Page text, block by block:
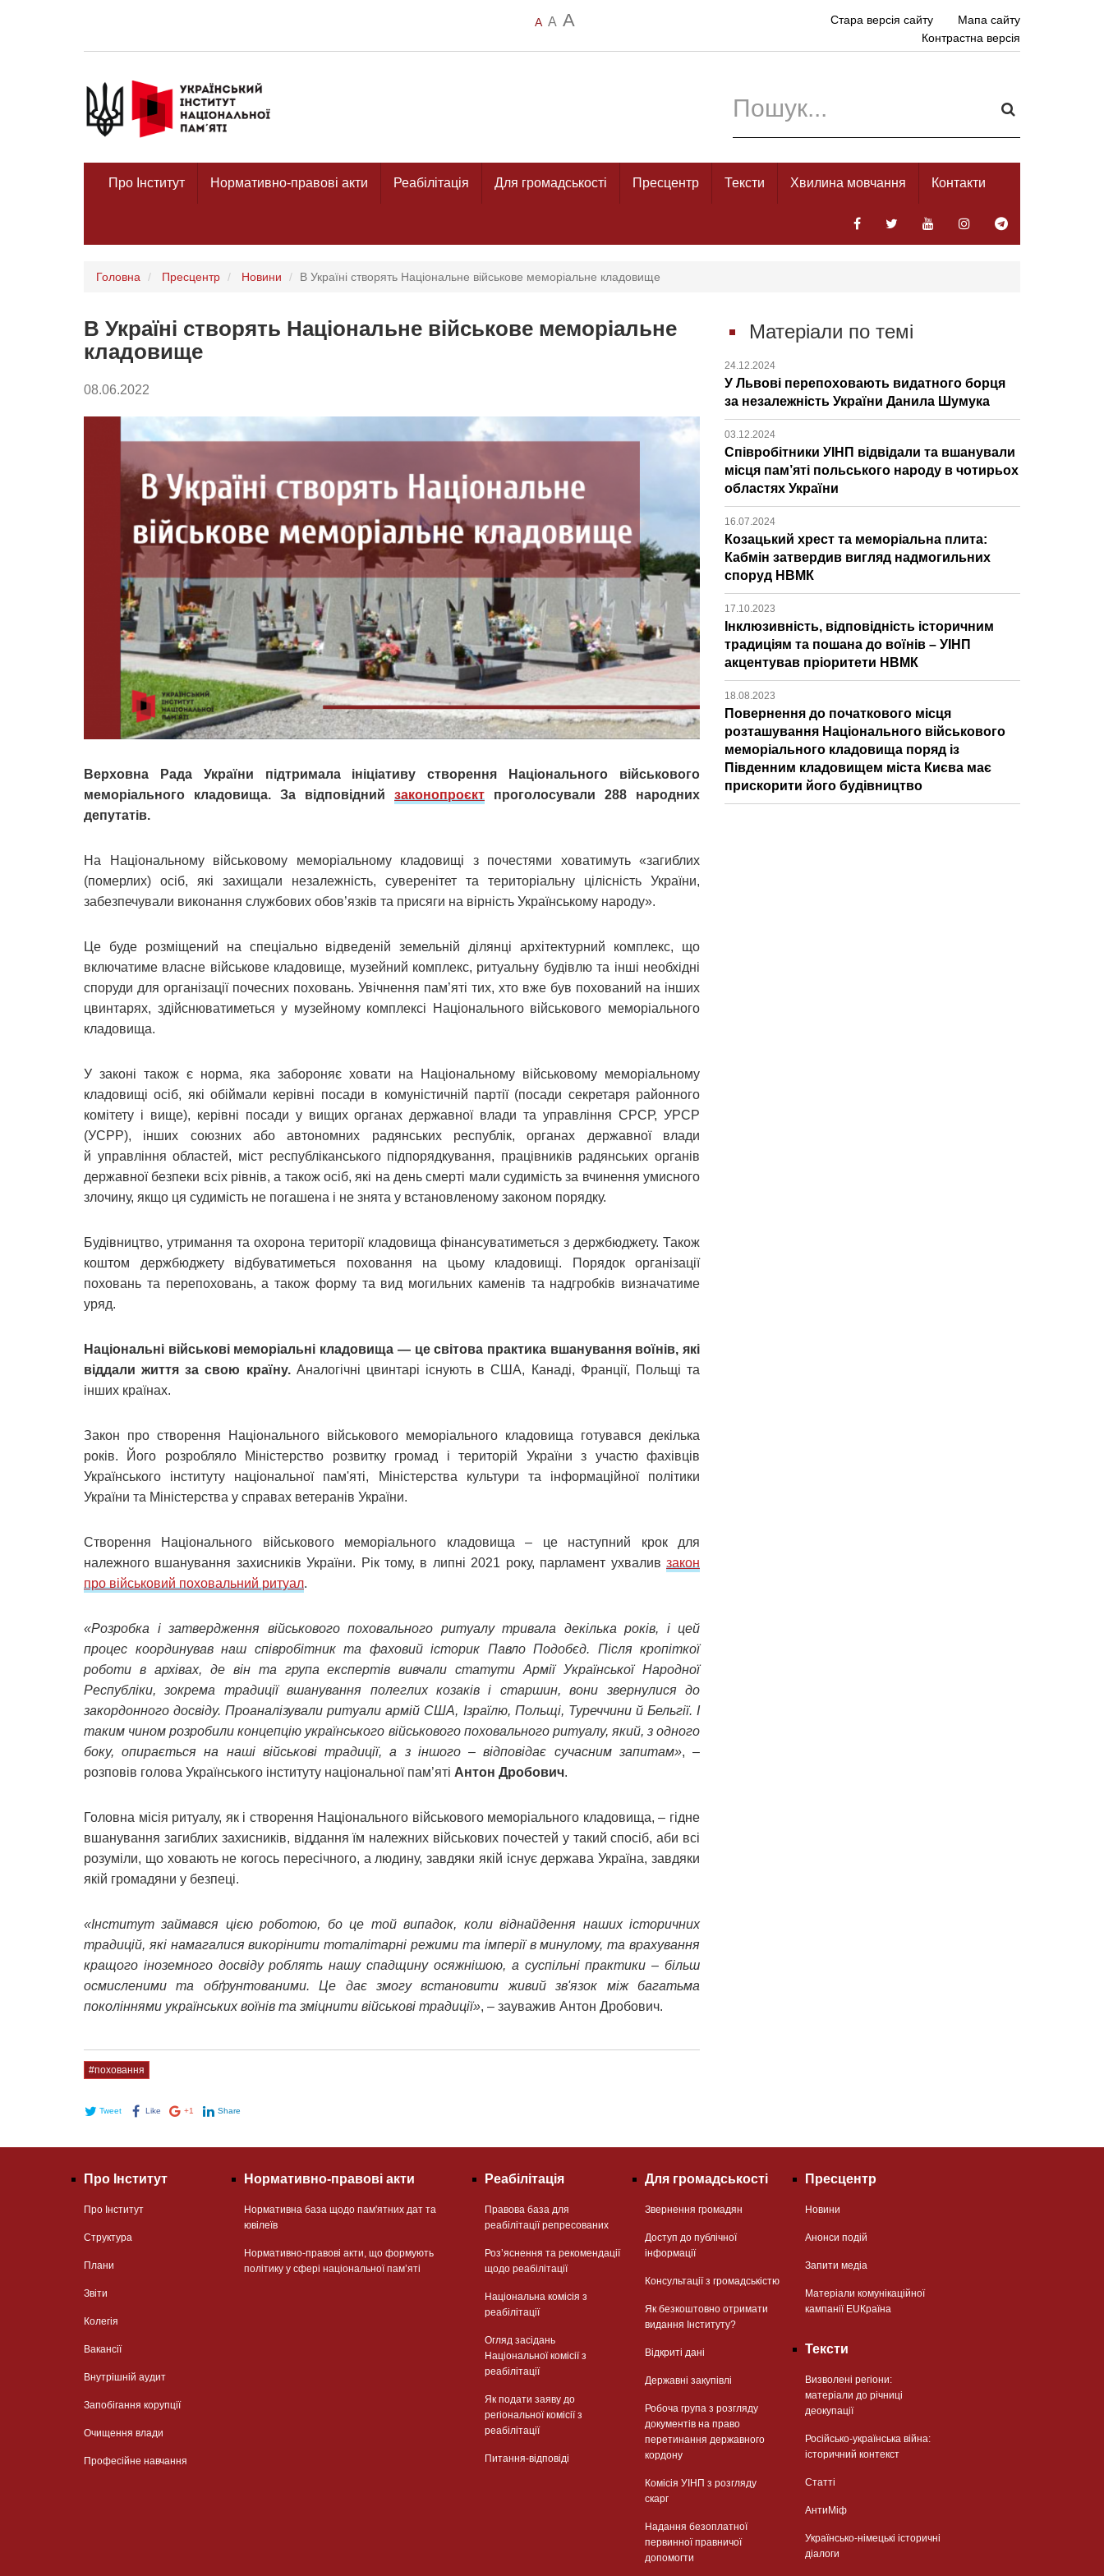
A A A Стара версія сайту
Мапа сайту
Контрастна версія
Про Інститут Нормативно-правові акти Реабілітація Для громадськості Пресцентр Тексти Хвилина мовчання Контакти
Головна Пресцентр Новини В Україні створять Національне військове меморіальне кладовище
В Україні створять Національне військове меморіальне
кладовище
08.06.2022
Верховна Рада України підтримала ініціативу створення Національного військового
меморіального кладовища. За відповідний законопроєкт проголосували 288 народних
депутатів.
На Національному військовому меморіальному кладовищі з почестями ховатимуть «загиблих
(померлих) осіб, які захищали незалежність, суверенітет та територіальну цілісність України,
забезпечували виконання службових обов’язків та присяги на вірність Українському народу».
Це буде розміщений на спеціально відведеній земельній ділянці архітектурний комплекс, що
включатиме власне військове кладовище, музейний комплекс, ритуальну будівлю та інші необхідні
споруди для організації почесних поховань. Увічнення пам’яті тих, хто вже був похований на інших
цвинтарях, здійснюватиметься у музейному комплексі Національного військового меморіального
кладовища.
У законі також є норма, яка забороняє ховати на Національному військовому меморіальному
кладовищі осіб, які обіймали керівні посади в комуністичній партії (посади секретаря районного
комітету і вище), керівні посади у вищих органах державної влади та управління СРСР, УРСР
(УСРР), інших союзних або автономних радянських республік, органах державної влади
й управління областей, міст республіканського підпорядкування, працівників радянських органів
державної безпеки всіх рівнів, а також осіб, які на день смерті мали судимість за вчинення умисного
злочину, якщо ця судимість не погашена і не знята у встановленому законом порядку.
Будівництво, утримання та охорона території кладовища фінансуватиметься з держбюджету. Також
коштом держбюджету відбуватиметься поховання на цьому кладовищі. Порядок організації
поховань та перепоховань, а також форму та вид могильних каменів та надгробків визначатиме
уряд.
Національні військові меморіальні кладовища — це світова практика вшанування воїнів, які
віддали життя за свою країну.Аналогічні цвинтарі існують в США, Канаді, Франції, Польщі та
інших країнах.
Закон про створення Національного військового меморіального кладовища готувався декілька
років. Його розробляло Міністерство розвитку громад і територій України з участю фахівців
Українського інституту національної пам'яті, Міністерства культури та інформаційної політики
України та Міністерства у справах ветеранів України.
Створення Національного військового меморіального кладовища – це наступний крок для
належного вшанування захисників України. Рік тому, в липні 2021 року, парламент ухвалив закон
про військовий поховальний ритуал.
«Розробка і затвердження військового поховального ритуалу тривала декілька років, і цей
процес координував наш співробітник та фаховий історик Павло Подобєд. Після кропіткої
роботи в архівах, де він та група експертів вивчали статути Армії Української Народної
Республіки, зокрема традиції вшанування полеглих козаків і старшин, вони звернулися до
закордонного досвіду. Проаналізували ритуали армій США, Ізраїлю, Польщі, Туреччини й Бельгії. І
таким чином розробили концепцію українського військового поховального ритуалу, який, з одного
боку, опирається на наші військові традиції, а з іншого – відповідає сучасним запитам», –
розповів голова Українського інституту національної пам’яті Антон Дробович.
Головна місія ритуалу, як і створення Національного військового меморіального кладовища, – гідне
вшанування загиблих захисників, віддання їм належних військових почестей у такий спосіб, аби всі
розуміли, що ховають не когось пересічного, а людину, завдяки якій існує держава Україна, завдяки
якій громадяни у безпеці.
«Інститут займався цією роботою, бо це той випадок, коли віднайдення наших історичних
традицій, які намагалися викорінити тоталітарні режими та імперії в минулому, та врахування
кращого іноземного досвіду роблять нашу спадщину осяжнішою, а суспільні практики – більш
осмисленими та обґрунтованими. Це дає змогу встановити живий зв'язок між багатьма
поколіннями українських воїнів та зміцнити військові традиції», – зауважив Антон Дробович.
#поховання
Tweet Like +1 Share
Матеріали по темі
24.12.2024
У Львові перепоховають видатного борця
за незалежність України Данила Шумука
03.12.2024
Співробітники УІНП відвідали та вшанували
місця пам’яті польського народу в чотирьох
областях України
16.07.2024
Козацький хрест та меморіальна плита:
Кабмін затвердив вигляд надмогильних
споруд НВМК
17.10.2023
Інклюзивність, відповідність історичним
традиціям та пошана до воїнів – УІНП
акцентував пріоритети НВМК
18.08.2023
Повернення до початкового місця
розташування Національного військового
меморіального кладовища поряд із
Південним кладовищем міста Києва має
прискорити його будівництво
Про Інститут
Про Інститут
Структура
Плани
Звіти
Колегія
Вакансії
Внутрішній аудит
Запобігання корупції
Очищення влади
Професійне навчання
Нормативно-правові акти
Нормативна база щодо пам'ятних дат та
ювілеїв
Нормативно-правові акти, що формують
політику у сфері національної памʼяті
Реабілітація
Правова база для
реабілітації репресованих
Розʼяснення та рекомендації
щодо реабілітації
Національна комісія з
реабілітації
Огляд засідань
Національної комісії з
реабілітації
Як подати заяву до
регіональної комісії з
реабілітації
Питання-відповіді
Для громадськості
Звернення громадян
Доступ до публічної
інформації
Консультації з громадськістю
Як безкоштовно отримати
видання Інституту?
Відкриті дані
Державні закупівлі
Робоча група з розгляду
документів на право
перетинання державного
кордону
Комісія УІНП з розгляду
скарг
Надання безоплатної
первинної правничої
допомогти
Пресцентр
Новини
Анонси подій
Запити медіа
Матеріали комунікаційної
кампанії EUКраїна
Тексти
Визволені регіони:
матеріали до річниці
деокупації
Російсько-українська війна:
історичний контекст
Статті
АнтиМіф
Українсько-німецькі історичні
діалоги